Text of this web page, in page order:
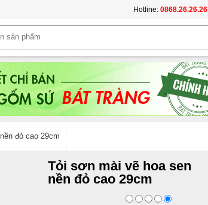
Hotline: 0868.26.26.26
đỏ cao 29cm
Tỏi sơn mài vẽ hoa sen
nền đỏ cao 29cm